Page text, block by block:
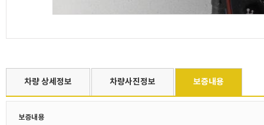
차량 상세정보 차량사진정보 보증내용
보증내용